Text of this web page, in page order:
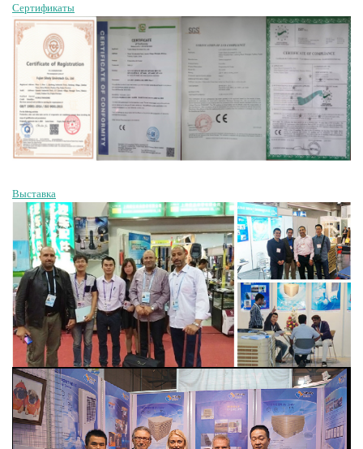
Сертификаты
Выставка